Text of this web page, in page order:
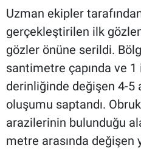
Uzman ekipler
gerçekleştirilen ilk
gözler önüne serildi.
santimetre çapında ve
derinliğinde değişen 4-5
oluşumu saptandı.
arazilerinin bulunduğu
metre arasında değişen